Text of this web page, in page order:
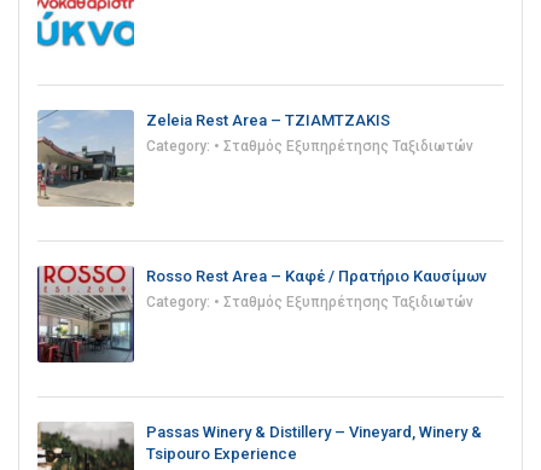
Zeleia Rest Area – TZIAMTZAKIS
Category: • Σταθμός Εξυπηρέτησης Ταξιδιωτών
Rosso Rest Area – Καφέ / Πρατήριο Καυσίμων
Category: • Σταθμός Εξυπηρέτησης Ταξιδιωτών
Passas Winery & Distillery – Vineyard, Winery &
Tsipouro Experience